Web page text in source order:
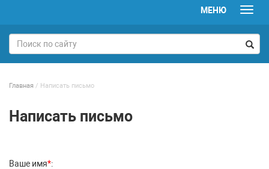
МЕНЮ
Главная / Написать письмо
Написать письмо
Ваше имя*: